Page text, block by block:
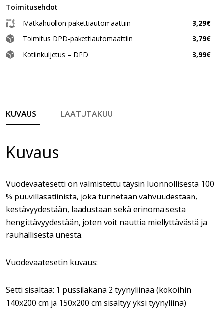
Toimitusehdot
Matkahuollon pakettiautomaattiin
3,29€
Toimitus DPD-pakettiautomaattiin
3,79€
Kotiinkuljetus – DPD
3,99€
KUVAUS LAATUTAKUU
Kuvaus
Vuodevaatesetti on valmistettu täysin luonnollisesta 100
% puuvillasatiinista, joka tunnetaan vahvuudestaan,
kestävyydestään, laadustaan sekä erinomaisesta
hengittävyydestään, joten voit nauttia miellyttävästä ja
rauhallisesta unesta.
Vuodevaatesetin kuvaus:
Setti sisältää: 1 pussilakana 2 tyynyliinaa (kokoihin
140x200 cm ja 150x200 cm sisältyy yksi tyynyliina)